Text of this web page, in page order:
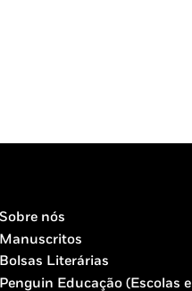
Sobre nós
Manuscritos
Bolsas Literárias
Penguin Educação (Escolas e